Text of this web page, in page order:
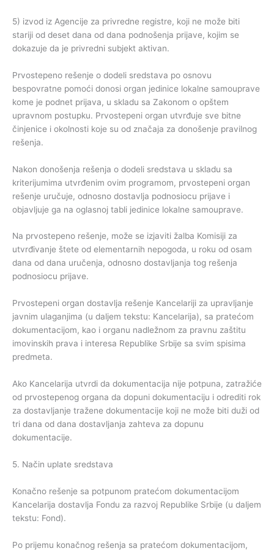
5) izvod iz Agencije za privredne registre, koji ne može biti
stariji od deset dana od dana podnošenja prijave, kojim se
dokazuje da je privredni subjekt aktivan.
Prvostepeno rešenje o dodeli sredstava po osnovu
bespovratne pomoći donosi organ jedinice lokalne samouprave
kome je podnet prijava, u skladu sa Zakonom o opštem
upravnom postupku. Prvostepeni organ utvrđuje sve bitne
činjenice i okolnosti koje su od značaja za donošenje pravilnog
rešenja.
Nakon donošenja rešenja o dodeli sredstava u skladu sa
kriterijumima utvrđenim ovim programom, prvostepeni organ
rešenje uručuje, odnosno dostavlja podnosiocu prijave i
objavljuje ga na oglasnoj tabli jedinice lokalne samouprave.
Na prvostepeno rešenje, može se izjaviti žalba Komisiji za
utvrđivanje štete od elementarnih nepogoda, u roku od osam
dana od dana uručenja, odnosno dostavljanja tog rešenja
podnosiocu prijave.
Prvostepeni organ dostavlja rešenje Kancelariji za upravljanje
javnim ulaganjima (u daljem tekstu: Kancelarija), sa pratećom
dokumentacijom, kao i organu nadležnom za pravnu zaštitu
imovinskih prava i interesa Republike Srbije sa svim spisima
predmeta.
Ako Kancelarija utvrdi da dokumentacija nije potpuna, zatražiće
od prvostepenog organa da dopuni dokumentaciju i odrediti rok
za dostavljanje tražene dokumentacije koji ne može biti duži od
tri dana od dana dostavljanja zahteva za dopunu
dokumentacije.
5. Način uplate sredstava
Konačno rešenje sa potpunom pratećom dokumentacijom
Kancelarija dostavlja Fondu za razvoj Republike Srbije (u daljem
tekstu: Fond).
Po prijemu konačnog rešenja sa pratećom dokumentacijom,